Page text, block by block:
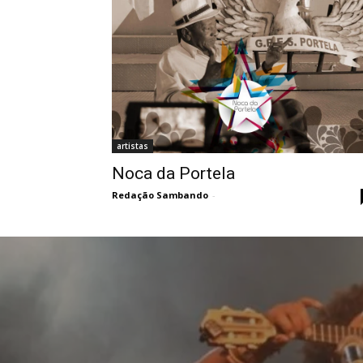
artistas
Noca da Portela
Redação Sambando -